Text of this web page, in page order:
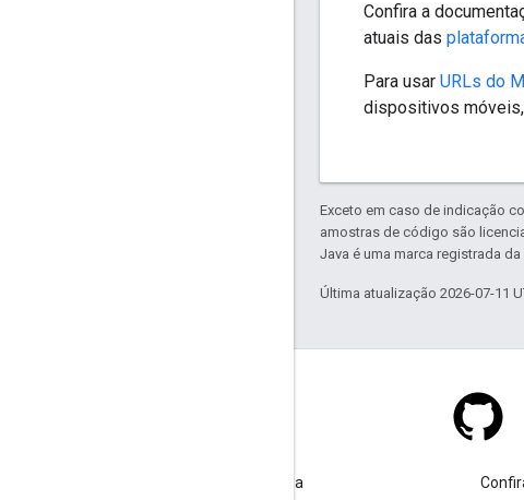
Confira a
atuais das
Para usar URLs do
dispositivos
Exceto em caso de indicação
amostras de código são
Java é uma marca registrada
Última atualização 2026-07-11
Faça uma pergunta usando a